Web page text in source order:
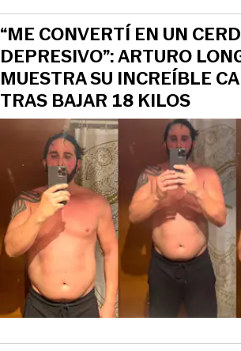
“ME CONVERTÍ EN UN
DEPRESIVO”: ARTURO
MUESTRA SU INCREÍBLE
TRAS BAJAR 18 KILOS